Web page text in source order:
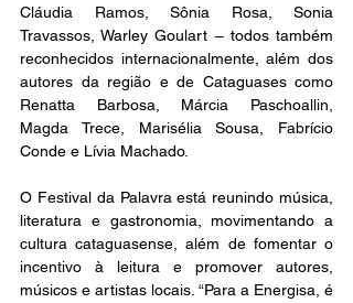
Cláudia Ramos, Sônia Rosa, Sonia
Travassos, Warley Goulart – todos também
reconhecidos internacionalmente, além dos
autores da região e de Cataguases como
Renatta Barbosa, Márcia Paschoallin,
Magda Trece, Marisélia Sousa, Fabrício
Conde e Lívia Machado.
O Festival da Palavra está reunindo música,
literatura e gastronomia, movimentando a
cultura cataguasense, além de fomentar o
incentivo à leitura e promover autores,
músicos e artistas locais. “Para a Energisa, é